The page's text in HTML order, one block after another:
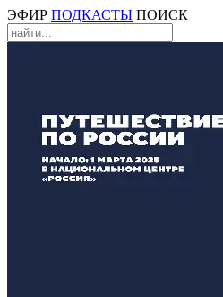
ЭФИР ПОДКАСТЫ ПОИСК